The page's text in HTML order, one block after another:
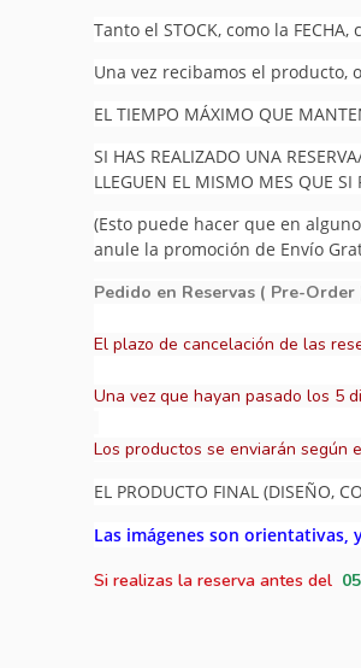
Tanto el STOCK, como la FECHA,
Una vez recibamos el producto,
EL TIEMPO MÁXIMO QUE
SI HAS REALIZADO UNA
LLEGUEN EL MISMO MES QUE SI
(Esto puede hacer que en
anule la promoción de Envío
Pedido en Reservas ( Pre-Order
El plazo de cancelación de las
Una vez que hayan pasado los 5
Los productos se enviarán según
EL PRODUCTO FINAL (DISEÑO,
Las imágenes son orientativas,
Si realizas la reserva antes del 05